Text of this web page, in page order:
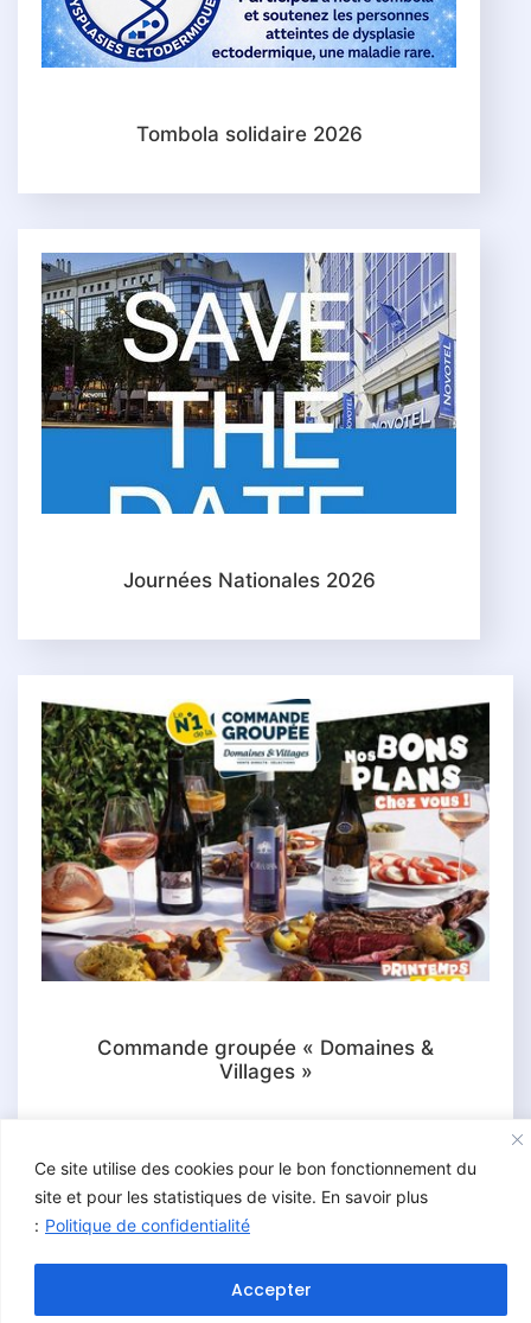
Ce site utilise des cookies pour le bon fonctionnement du
site et pour les statistiques de visite. En savoir plus
: Politique de confidentialité
Accepter
Tombola solidaire 2026
Journées Nationales 2026
Commande groupée « Domaines &
Villages »